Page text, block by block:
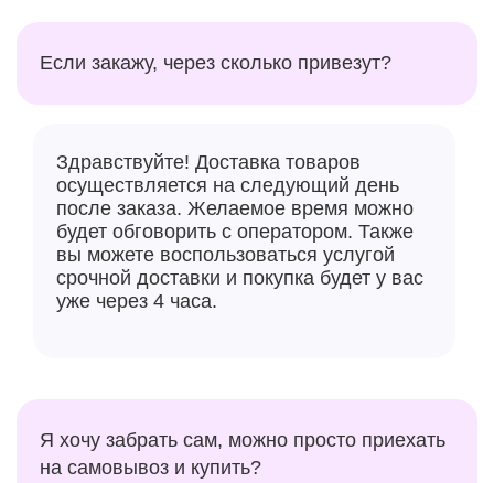
Если закажу, через сколько привезут?
Здравствуйте! Доставка товаров
осуществляется на следующий день
после заказа. Желаемое время можно
будет обговорить с оператором. Также
вы можете воспользоваться услугой
срочной доставки и покупка будет у вас
уже через 4 часа.
Я хочу забрать сам, можно просто приехать
на самовывоз и купить?